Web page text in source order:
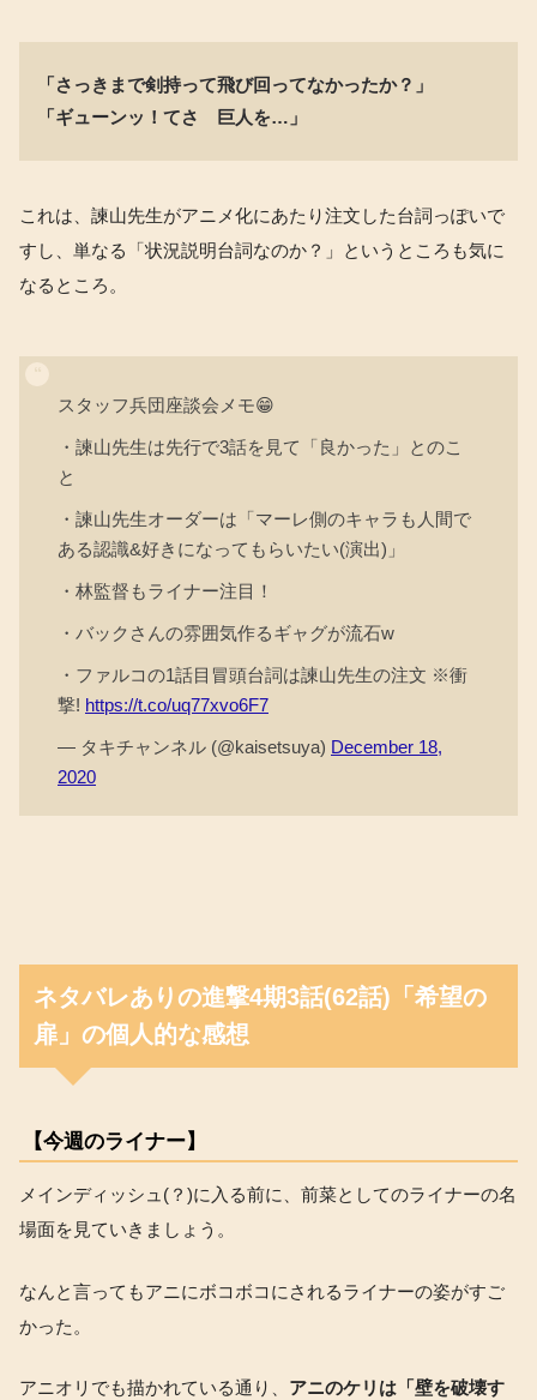
「さっきまで剣持って飛び回ってなかったか？」
「ギューンッ！てさ 巨人を…」
これは、諫山先生がアニメ化にあたり注文した台詞っぽいで
すし、単なる「状況説明台詞なのか？」というところも気に
なるところ。
スタッフ兵団座談会メモ😁
・諫山先生は先行で3話を見て「良かった」とのこ
と
・諫山先生オーダーは「マーレ側のキャラも人間で
ある認識&好きになってもらいたい(演出)」
・林監督もライナー注目！
・バックさんの雰囲気作るギャグが流石w
・ファルコの1話目冒頭台詞は諫山先生の注文 ※衝
撃! https://t.co/uq77xvo6F7
— タキチャンネル (@kaisetsuya) December 18,
2020
ネタバレありの進撃4期3話(62話)「希望の
扉」の個人的な感想
【今週のライナー】
メインディッシュ(？)に入る前に、前菜としてのライナーの名
場面を見ていきましょう。
なんと言ってもアニにボコボコにされるライナーの姿がすご
かった。
アニオリでも描かれている通り、 アニのケリは「壁を破壊す